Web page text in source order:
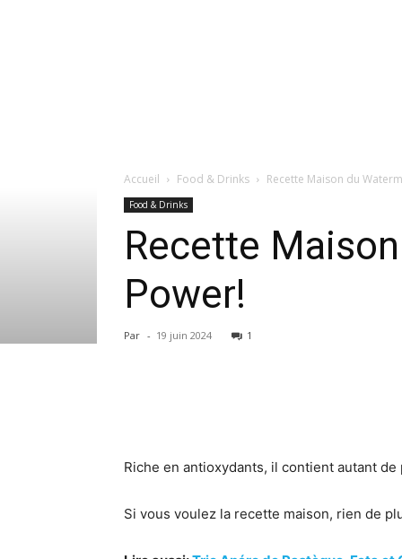
Accueil Food & Drinks Recette Maison du
Food & Drinks
Recette
Power!
Par - 19 juin 2024 1
Riche en antioxydants, il contient autant
Si vous voulez la recette maison, rien de